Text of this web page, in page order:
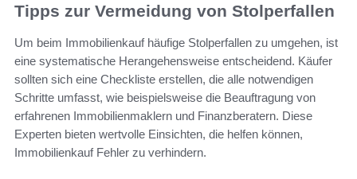
Tipps zur Vermeidung von Stolperfallen
Um beim Immobilienkauf häufige Stolperfallen zu umgehen, ist
eine systematische Herangehensweise entscheidend. Käufer
sollten sich eine Checkliste erstellen, die alle notwendigen
Schritte umfasst, wie beispielsweise die Beauftragung von
erfahrenen Immobilienmaklern und Finanzberatern. Diese
Experten bieten wertvolle Einsichten, die helfen können,
Immobilienkauf Fehler zu verhindern.